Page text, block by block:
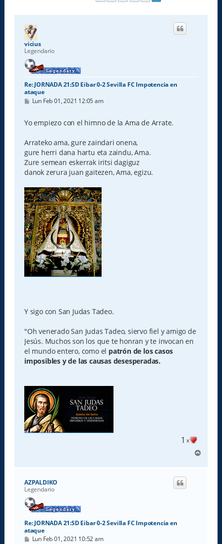
vicius
Legendario
Re: JORNADA 21:SD Eibar 0-2 Sevilla FC Impotencia en
ataque
M
s
a
e
Lun Feb 01, 2021 12:05 am
Yo empiezo con el himno de la Ama de Arrate.
Arrateko ama, gure zaindari onena,
gure herri dana hartu eta zaindu, Ama.
Zure semean eskerrak iritsi dagiguz
danok zerura juan gaitezen, Ama, egizu.
Y sigo con San Judas Tadeo.
"Oh venerado San Judas Tadeo, siervo fiel y amigo de
Jesús. Muchos son los que te honran y te invocan en
el mundo entero, como el patrón de los casos
imposibles y de las causas desesperadas.
1 x
r
AZPALDIKO
Legendario
Re: JORNADA 21:SD Eibar 0-2 Sevilla FC Impotencia en
ataque
M
Lun Feb 01, 2021 10:52 am